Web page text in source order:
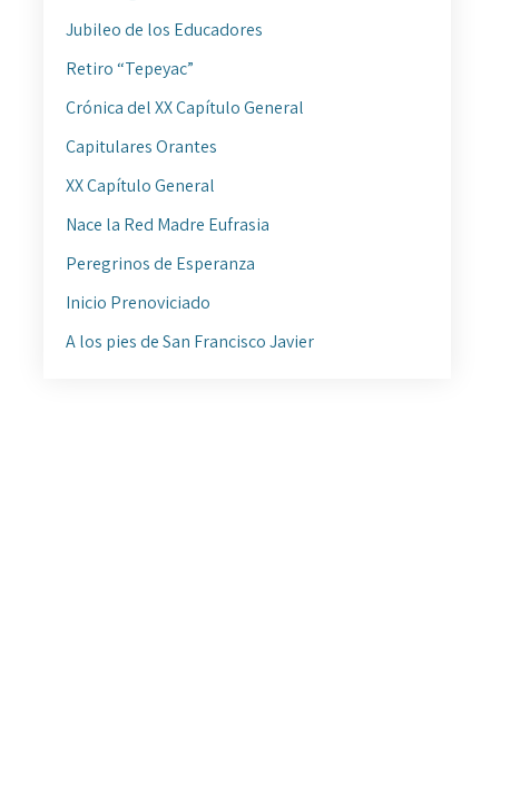
Jubileo de los Educadores
Retiro “Tepeyac”
Crónica del XX Capítulo General
Capitulares Orantes
XX Capítulo General
Nace la Red Madre Eufrasia
Peregrinos de Esperanza
Inicio Prenoviciado
A los pies de San Francisco Javier